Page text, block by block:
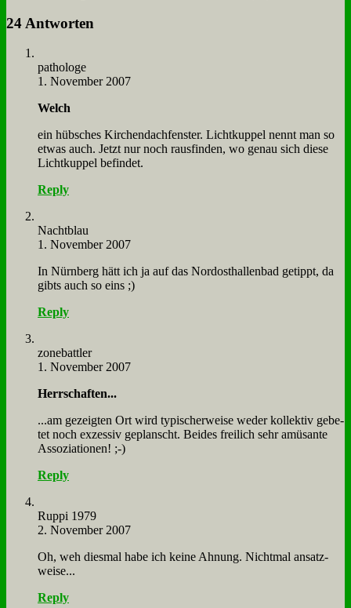
24 Antworten
pa­tho­lo­ge
1. November 2007
Welch
ein hüb­sches Kir­chen­dach­fen­ster. Licht­kup­pel nennt man so
et­was auch. Jetzt nur noch raus­fin­den, wo ge­nau sich die­se
Licht­kup­pel be­fin­det.
Reply
Nacht­blau
1. November 2007
In Nürn­berg hätt ich ja auf das Nord­ost­hal­len­bad ge­tippt, da
gibts auch so eins ;)
Reply
zone­batt­ler
1. November 2007
Herr­schaf­ten...
...am ge­zeig­ten Ort wird ty­pi­scher­wei­se we­der kol­lek­tiv ge­be­
tet noch ex­zes­siv ge­planscht. Bei­des frei­lich sehr amü­san­te
As­so­zia­tio­nen! ;-)
Reply
Rup­pi 1979
2. November 2007
Oh, weh dies­mal ha­be ich kei­ne Ah­nung. Nicht­mal an­satz­
wei­se...
Reply